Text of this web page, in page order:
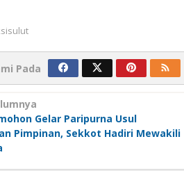
Pada
Gelar Paripurna Usul
Pimpinan, Sekkot Hadiri Mewakili